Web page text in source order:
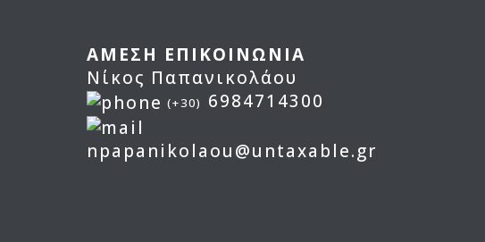
ΑΜΕΣΗ ΕΠΙΚΟΙΝΩΝΙΑ
Νίκος Παπανικολάου
(+30) 6984714300
npapanikolaou@untaxable.gr